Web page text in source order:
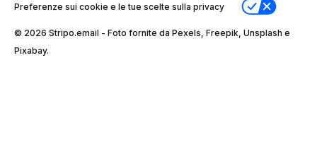
Preferenze sui cookie e le tue scelte sulla privacy
© 2026 Stripо.email - Foto fornite da Pexels, Freepik, Unsplash e
Pixabay.